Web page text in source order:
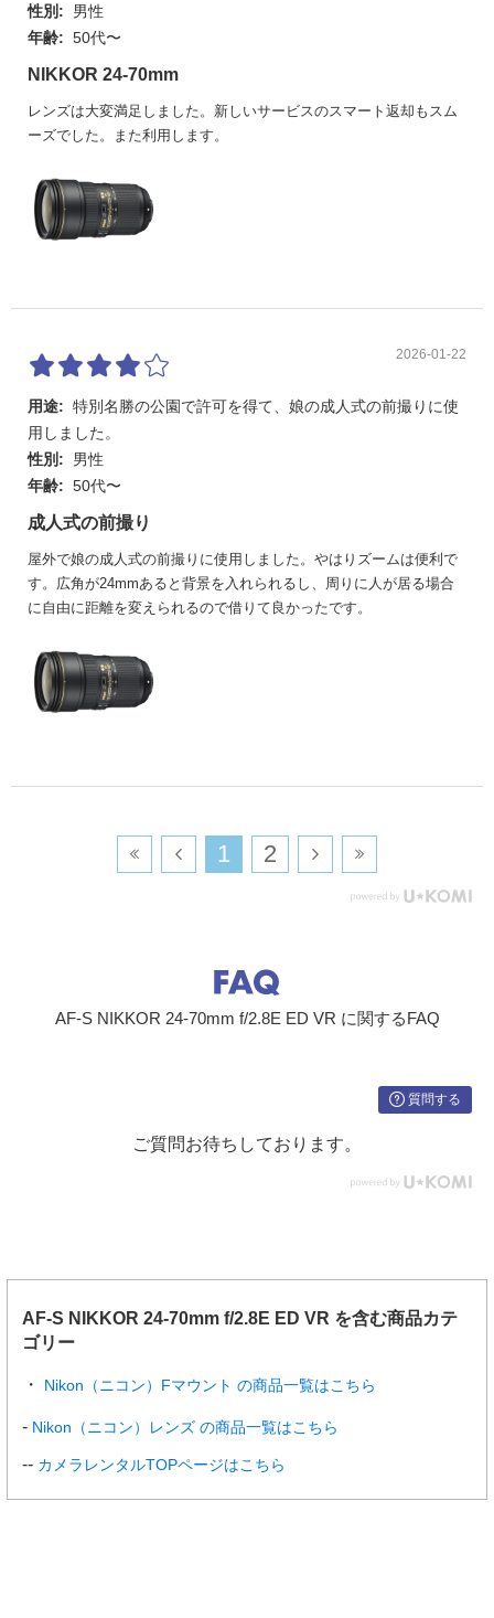
性別:
男性
年齢: 50代〜
NIKKOR 24-70mm
レンズは大変満足しました。新しいサービスのスマート返却もスム
ーズでした。また利用します。
2026-01-22
用途: 特別名勝の公園で許可を得て、娘の成人式の前撮りに使
用しました。
性別:
男性
年齢: 50代〜
成人式の前撮り
屋外で娘の成人式の前撮りに使用しました。やはりズームは便利で
す。広角が24mmあると背景を入れられるし、周りに人が居る場合
に自由に距離を変えられるので借りて良かったです。
​1 ​2
AF-S NIKKOR 24-70mm f/2.8E ED VR に関するFAQ
質問する
ご質問お待ちしております。
AF-S NIKKOR 24-70mm f/2.8E ED VR を含む商品カテ
ゴリー
Nikon（ニコン）Fマウント の商品一覧はこちら
Nikon（ニコン）レンズ の商品一覧はこちら
カメラレンタルTOPページはこちら